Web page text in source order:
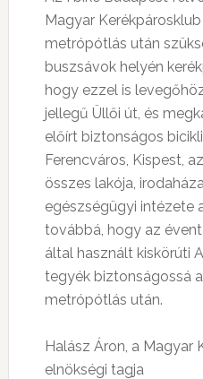
Magyar
metrópótlás után
buszsávok helyén
hogy ezzel is
jellegű Üllői út, és
előírt biztonságos
Ferencváros, Kispest,
összes lakója,
egészségügyi intézete
továbbá, hogy az
által használt kiskörúti
tegyék biztonságossá
metrópótlás után.
Halász Áron, a Magyar
elnökségi tagja